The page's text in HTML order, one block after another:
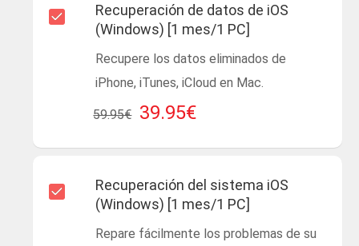
Recuperación de datos de iOS
(Windows) [1 mes/1 PC]
Recupere los datos eliminados de
iPhone, iTunes, iCloud en Mac.
39.95€
59.95€
Recuperación del sistema iOS
(Windows) [1 mes/1 PC]
Repare fácilmente los problemas de su